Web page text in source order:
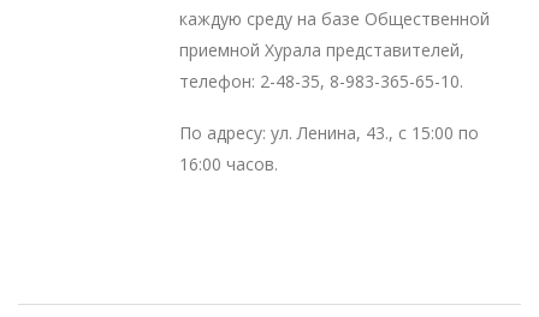
каждую среду на базе Общественной
приемной Хурала представителей,
телефон: 2-48-35, 8-983-365-65-10.
По адресу: ул. Ленина, 43., с 15:00 по
16:00 часов.